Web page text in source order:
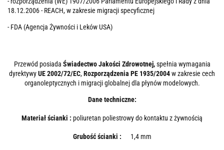
18.12.2006 - REACH, w zakresie migracji specyficznej
- FDA (Agencja Żywności i Leków USA)
Przewód posiada Świadectwo Jakości Zdrowotnej,spełnia wymagania
dyrektywyUE 2002/72/EC,Rozporządzenia PE 1935/2004w zakresie cech
organoleptycznych i migracji globalnej dla płynów modelowych.
Dane techniczne:
Materiał ścianki : poliuretan poliestrowy do kontaktu z żywnością
Grubość ścianki : 1,4 mm